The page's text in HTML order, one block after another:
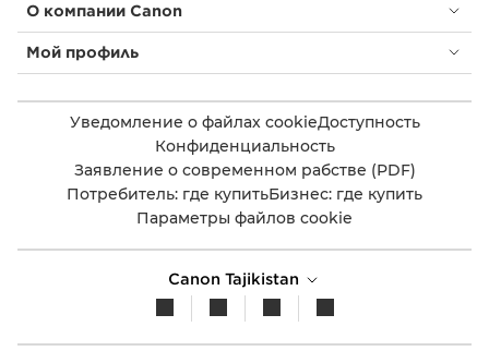
О компании Canon
Мой профиль
Уведомление о файлах cookieДоступность
Конфиденциальность
Заявление о современном рабстве (PDF)
Потребитель: где купитьБизнес: где купить
Параметры файлов cookie
Canon Tajikistan